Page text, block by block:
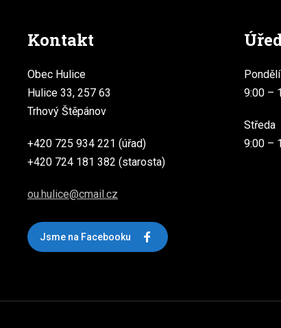
Kontakt
Obec Hulice
Hulice 33, 257 63
Trhový Štěpánov
+420 725 934 221 (úřad)
+420 724 181 382 (starosta)
ou.hulice@cmail.cz
Jsme na Facebooku
Pondělí
9:00 –
Středa
9:00 –